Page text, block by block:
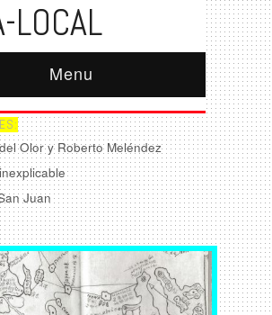
LOCAL
Menu
Olor y Roberto Meléndez
Juan